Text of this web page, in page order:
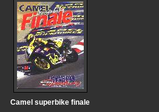
Camel superbike finale